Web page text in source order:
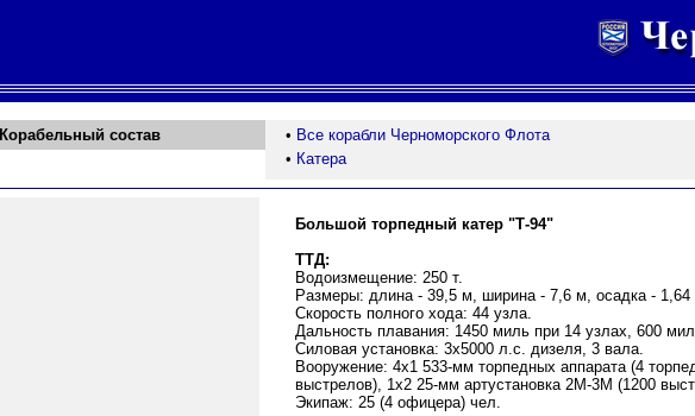
Корабельный состав • Все корабли Черноморского Флота
• Катера
Большой торпедный катер "Т-94"
ТТД:
Водоизмещение: 250 т.
Размеры: длина - 39,5 м, ширина - 7,6 м, осадка - 1,64
Скорость полного хода: 44 узла.
Дальность плавания: 1450 миль при 14 узлах, 600
Силовая установка: 3х5000 л.с. дизеля, 3 вала.
Вооружение: 4х1 533-мм торпедных аппарата (4
выстрелов), 1х2 25-мм артустановка 2М-3М (1200
Экипаж: 25 (4 офицера) чел.